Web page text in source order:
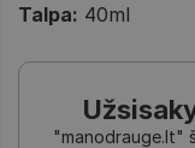
Talpa: 40ml
"manodrauge.lt"